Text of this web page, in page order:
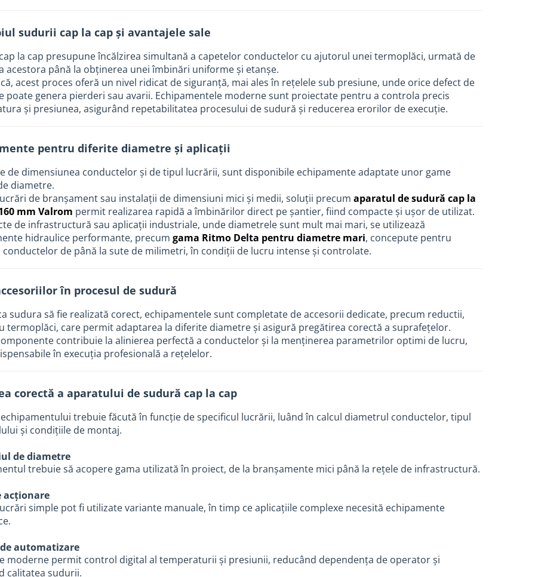
sudurii cap la cap și avantajele sale
la cap presupune încălzirea simultană a capetelor conductelor cu ajutorul unei termoplăci, urmată de
acestora până la obținerea unei îmbinări uniforme și etanșe.
acest proces oferă un nivel ridicat de siguranță, mai ales în rețelele sub presiune, unde orice defect de
poate genera pierderi sau avarii. Echipamentele moderne sunt proiectate pentru a controla precis
și presiunea, asigurând repetabilitatea procesului de sudură și reducerea erorilor de execuție.
pentru diferite diametre și aplicații
de dimensiunea conductelor și de tipul lucrării, sunt disponibile echipamente adaptate unor game
diametre.
de branșament sau instalații de dimensiuni mici și medii, soluții precum aparatul de sudură cap la
mm Valrom permit realizarea rapidă a îmbinărilor direct pe șantier, fiind compacte și ușor de utilizat.
de infrastructură sau aplicații industriale, unde diametrele sunt mult mai mari, se utilizează
hidraulice performante, precum gama Ritmo Delta pentru diametre mari, concepute pentru
conductelor de până la sute de milimetri, în condiții de lucru intense și controlate.
în procesul de sudură
sudura să fie realizată corect, echipamentele sunt completate de accesorii dedicate, precum reductii,
termoplăci, care permit adaptarea la diferite diametre și asigură pregătirea corectă a suprafețelor.
contribuie la alinierea perfectă a conductelor și la menținerea parametrilor optimi de lucru,
în execuția profesională a rețelelor.
corectă a aparatului de sudură cap la cap
trebuie făcută în funcție de specificul lucrării, luând în calcul diametrul conductelor, tipul
și condițiile de montaj.
de diametre
trebuie să acopere gama utilizată în proiect, de la branșamente mici până la rețele de infrastructură.
acționare
simple pot fi utilizate variante manuale, în timp ce aplicațiile complexe necesită echipamente
automatizare
moderne permit control digital al temperaturii și presiunii, reducând dependența de operator și
calitatea sudurii.